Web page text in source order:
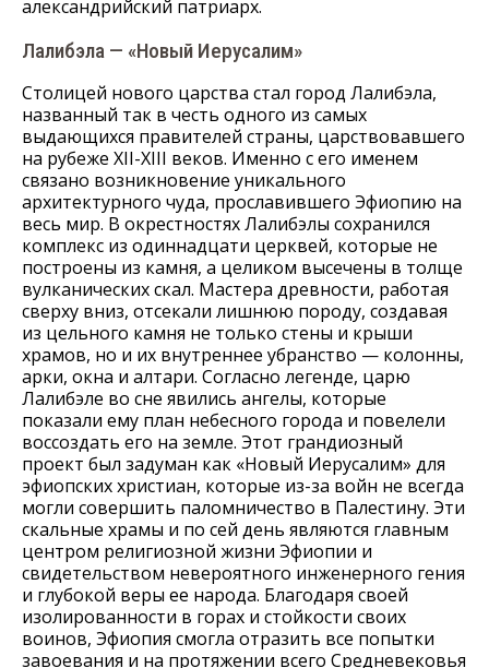
александрийский патриарх.
Лалибэла — «Новый Иерусалим»
Столицей нового царства стал город Лалибэла,
названный так в честь одного из самых
выдающихся правителей страны, царствовавшего
на рубеже XII-XIII веков. Именно с его именем
связано возникновение уникального
архитектурного чуда, прославившего Эфиопию на
весь мир. В окрестностях Лалибэлы сохранился
комплекс из одиннадцати церквей, которые не
построены из камня, а целиком высечены в толще
вулканических скал. Мастера древности, работая
сверху вниз, отсекали лишнюю породу, создавая
из цельного камня не только стены и крыши
храмов, но и их внутреннее убранство — колонны,
арки, окна и алтари. Согласно легенде, царю
Лалибэле во сне явились ангелы, которые
показали ему план небесного города и повелели
воссоздать его на земле. Этот грандиозный
проект был задуман как «Новый Иерусалим» для
эфиопских христиан, которые из-за войн не всегда
могли совершить паломничество в Палестину. Эти
скальные храмы и по сей день являются главным
центром религиозной жизни Эфиопии и
свидетельством невероятного инженерного гения
и глубокой веры ее народа. Благодаря своей
изолированности в горах и стойкости своих
воинов, Эфиопия смогла отразить все попытки
завоевания и на протяжении всего Средневековья